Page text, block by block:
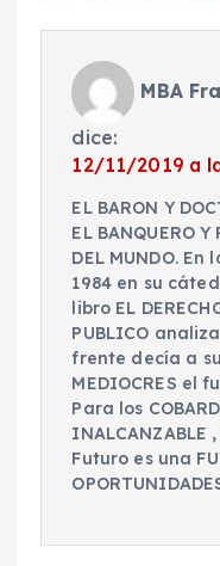
MBA
dice:
12/11/2019 a
EL BARON Y
EL BANQUERO Y
DEL MUNDO.
1984 en su
libro EL
PUBLICO
frente decía a
MEDIOCRES el
Para los
INALCANZABLE
Futuro es una